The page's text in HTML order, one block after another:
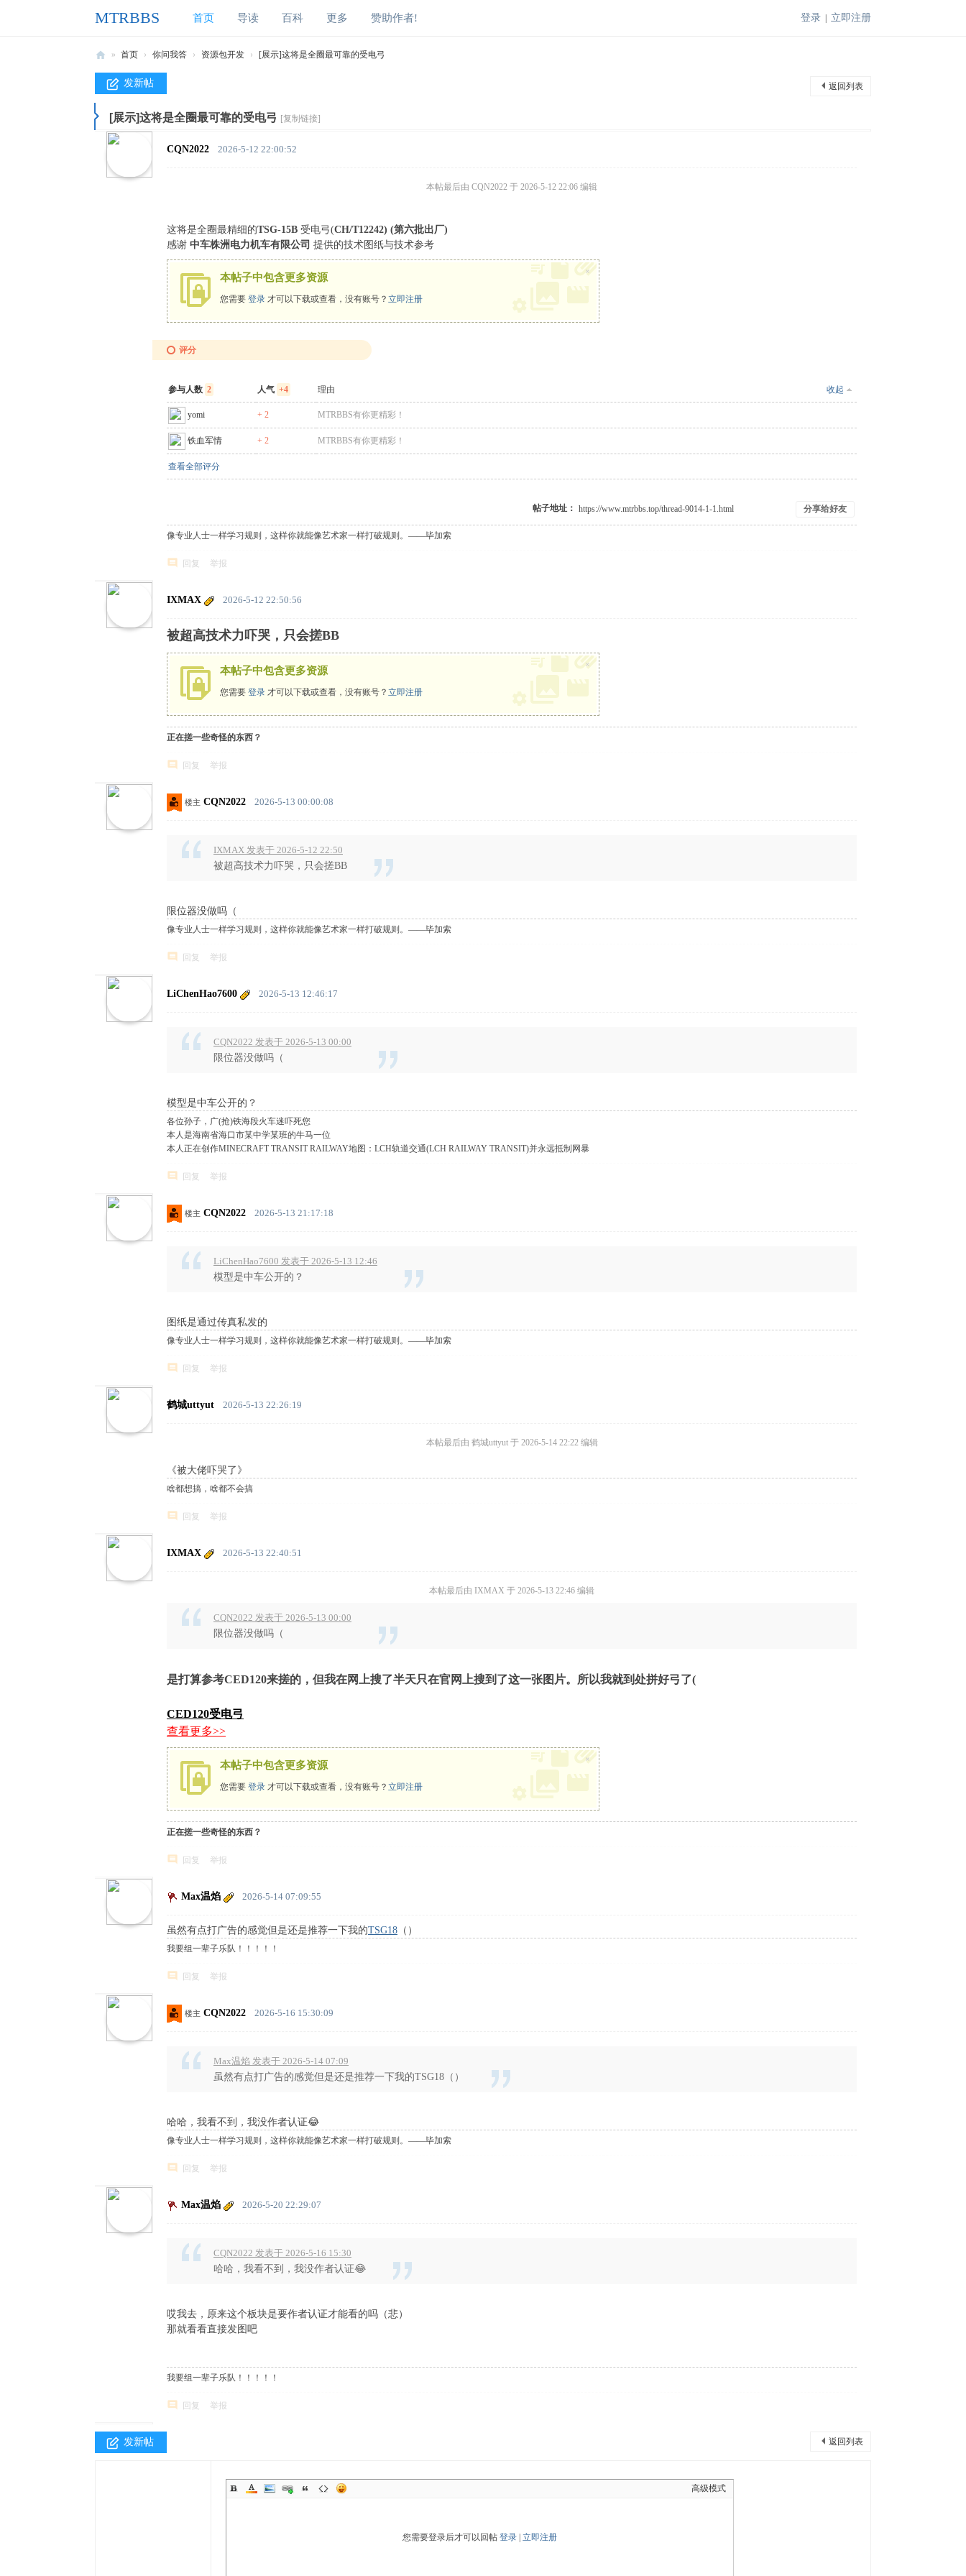
登录 立即注册
MTRBBS 首页 导读 百科 更多 赞助作者!
M
T
R
» 首页 › 你问我答 › 资源包开发 › [展示]这将是全圈最可靠的受电弓
返回列表
发新帖
[展示]这将是全圈最可靠的受电弓 [复制链接]
CQN2022 2026-5-12 22:00:52
本帖最后由 CQN2022 于 2026-5-12 22:06 编辑
这将是全圈最精细的TSG-15B 受电弓(CH/T12242) (第六批出厂)
感谢 中车株洲电力机车有限公司 提供的技术图纸与技术参考
本帖子中包含更多资源
您需要 登录 才可以下载或查看，没有账号？ 立即注册
×
评分
参与人数 2 人气 +4 收起
理由
yomi + 2 MTRBBS有你更精彩！
铁血军情 + 2 MTRBBS有你更精彩！
查看全部评分
帖子地址： 分享给好友
像专业人士一样学习规则，这样你就能像艺术家一样打破规则。——毕加索
回复 举报
IXMAX 2026-5-12 22:50:56
被超高技术力吓哭，只会搓BB
本帖子中包含更多资源
您需要 登录 才可以下载或查看，没有账号？ 立即注册
×
正在搓一些奇怪的东西？
回复 举报
楼主 CQN2022 2026-5-13 00:00:08
IXMAX 发表于 2026-5-12 22:50
被超高技术力吓哭，只会搓BB
限位器没做吗（
像专业人士一样学习规则，这样你就能像艺术家一样打破规则。——毕加索
回复 举报
LiChenHao7600 2026-5-13 12:46:17
CQN2022 发表于 2026-5-13 00:00
限位器没做吗（
模型是中车公开的？
各位孙子，广(抢)铁海段火车迷吓死您
本人是海南省海口市某中学某班的牛马一位
本人正在创作MINECRAFT TRANSIT RAILWAY地图：LCH轨道交通(LCH RAILWAY TRANSIT)并永远抵制网暴
回复 举报
楼主 CQN2022 2026-5-13 21:17:18
LiChenHao7600 发表于 2026-5-13 12:46
模型是中车公开的？
图纸是通过传真私发的
像专业人士一样学习规则，这样你就能像艺术家一样打破规则。——毕加索
回复 举报
鹤城uttyut 2026-5-13 22:26:19
本帖最后由 鹤城uttyut 于 2026-5-14 22:22 编辑
《被大佬吓哭了》
啥都想搞，啥都不会搞
回复 举报
IXMAX 2026-5-13 22:40:51
本帖最后由 IXMAX 于 2026-5-13 22:46 编辑
CQN2022 发表于 2026-5-13 00:00
限位器没做吗（
是打算参考CED120来搓的，但我在网上搜了半天只在官网上搜到了这一张图片。所以我就到处拼好弓了(
CED120受电弓
查看更多>>
本帖子中包含更多资源
您需要 登录 才可以下载或查看，没有账号？ 立即注册
×
正在搓一些奇怪的东西？
回复 举报
Max温焰 2026-5-14 07:09:55
虽然有点打广告的感觉但是还是推荐一下我的TSG18 （）
我要组一辈子乐队！！！！！
回复 举报
楼主 CQN2022 2026-5-16 15:30:09
Max温焰 发表于 2026-5-14 07:09
虽然有点打广告的感觉但是还是推荐一下我的TSG18（）
哈哈，我看不到，我没作者认证😂
像专业人士一样学习规则，这样你就能像艺术家一样打破规则。——毕加索
回复 举报
Max温焰 2026-5-20 22:29:07
CQN2022 发表于 2026-5-16 15:30
哈哈，我看不到，我没作者认证😂
哎我去，原来这个板块是要作者认证才能看的吗（悲）
那就看看直接发图吧
我要组一辈子乐队！！！！！
回复 举报
返回列表
发新帖
高级模式
您需要登录后才可以回帖 登录 立即注册